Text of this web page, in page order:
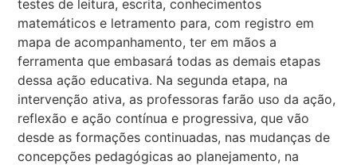
testes de leitura, escrita, conhecimentos
matemáticos e letramento para, com registro em
mapa de acompanhamento, ter em mãos a
ferramenta que embasará todas as demais etapas
dessa ação educativa. Na segunda etapa, na
intervenção ativa, as professoras farão uso da ação,
reflexão e ação contínua e progressiva, que vão
desde as formações continuadas, nas mudanças de
concepções pedagógicas ao planejamento, na